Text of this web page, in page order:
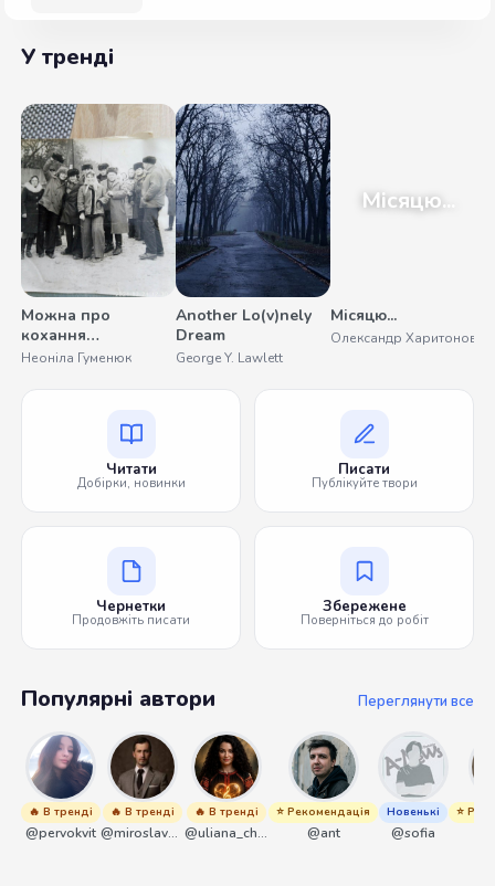
У тренді
Можна про
кохання
помовчати
Неоніла Гуменюк
Another Lo(v)nely
Dream
George Y. Lawlett
Місяцю...
Місяцю...
Олександр Харитонов
Читати
Добірки, новинки
Писати
Публікуйте твори
Чернетки
Продовжіть писати
Збережене
Поверніться до робіт
Популярні автори Переглянути все
🔥 В тренді
@pervokvit
🔥 В тренді
@miroslavmaniyk
🔥 В тренді
@uliana_chernenko
⭐ Рекомендація
@ant
Новенькі
@sofia
⭐